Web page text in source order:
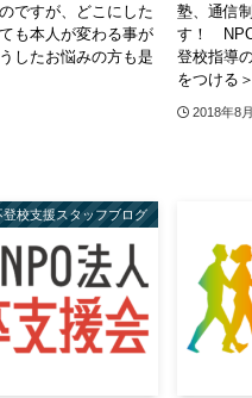
ですが、どこにした
も本人が変わる事が
したお悩みの方も是
塾、通信
す！
登校指導
をつける
2018年8
登校支援スタッフブログ